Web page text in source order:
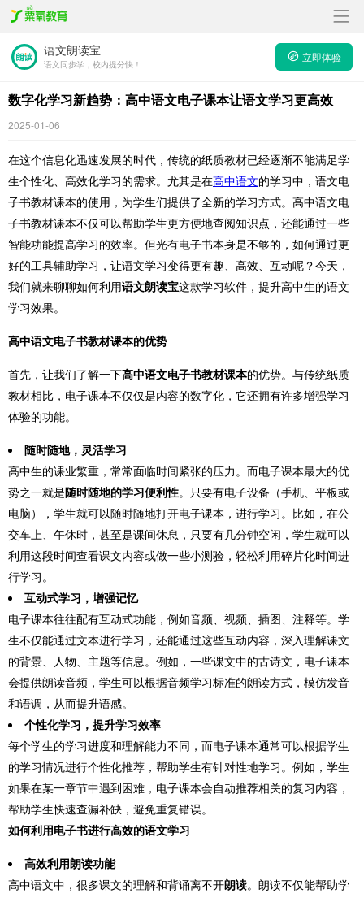
语文朗读宝
语文同步学，校内提分快！
立即体验
数字化学习新趋势：高中语文电子课本让语文学习更高效
2025-01-06
在这个信息化迅速发展的时代，传统的纸质教材已经逐渐不能满足学
生个性化、高效化学习的需求。尤其是在高中语文的学习中，语文电
子书教材课本的使用，为学生们提供了全新的学习方式。高中语文电
子书教材课本不仅可以帮助学生更方便地查阅知识点，还能通过一些
智能功能提高学习的效率。但光有电子书本身是不够的，如何通过更
好的工具辅助学习，让语文学习变得更有趣、高效、互动呢？今天，
我们就来聊聊如何利用语文朗读宝这款学习软件，提升高中生的语文
学习效果。
高中语文电子书教材课本的优势
首先，让我们了解一下高中语文电子书教材课本的优势。与传统纸质
教材相比，电子课本不仅仅是内容的数字化，它还拥有许多增强学习
体验的功能。
随时随地，灵活学习
高中生的课业繁重，常常面临时间紧张的压力。而电子课本最大的优
势之一就是随时随地的学习便利性。只要有电子设备（手机、平板或
电脑），学生就可以随时随地打开电子课本，进行学习。比如，在公
交车上、午休时，甚至是课间休息，只要有几分钟空闲，学生就可以
利用这段时间查看课文内容或做一些小测验，轻松利用碎片化时间进
行学习。
互动式学习，增强记忆
电子课本往往配有互动式功能，例如音频、视频、插图、注释等。学
生不仅能通过文本进行学习，还能通过这些互动内容，深入理解课文
的背景、人物、主题等信息。例如，一些课文中的古诗文，电子课本
会提供朗读音频，学生可以根据音频学习标准的朗读方式，模仿发音
和语调，从而提升语感。
个性化学习，提升学习效率
每个学生的学习进度和理解能力不同，而电子课本通常可以根据学生
的学习情况进行个性化推荐，帮助学生有针对性地学习。例如，学生
如果在某一章节中遇到困难，电子课本会自动推荐相关的复习内容，
帮助学生快速查漏补缺，避免重复错误。
如何利用电子书进行高效的语文学习
高效利用朗读功能
高中语文中，很多课文的理解和背诵离不开朗读。朗读不仅能帮助学